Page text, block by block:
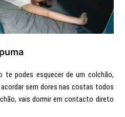
te podes esquecer de um colchão,
sem dores nas costas todos
vais dormir em contacto direto